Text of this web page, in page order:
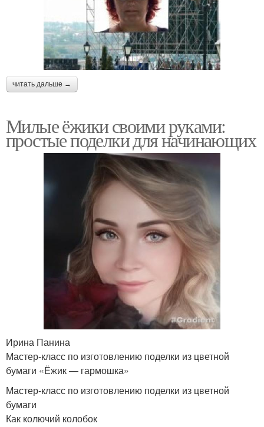
читать дальше →
Милые ёжики своими руками:
простые поделки для начинающих
Ирина Панина
Мастер-класс по изготовлению поделки из цветной
бумаги «Ёжик — гармошка»
Мастер-класс по изготовлению поделки из цветной
бумаги
Как колючий колобок